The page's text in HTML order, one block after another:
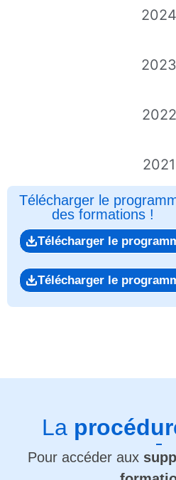
2024
2023
2022
2021
Télécharger le
des formations !
Télécharger le
Télécharger le
La
Pour accéder aux